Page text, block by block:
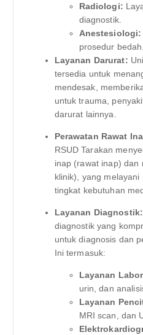
Radiologi:
diagnostik.
Anestesiologi:
prosedur bedah.
Layanan Darurat:
tersedia untuk
mendesak,
untuk trauma,
darurat lainnya.
Perawatan Rawat
RSUD Tarakan
inap (rawat inap) dan
klinik), yang
tingkat kebutuhan
Layanan Diagnostik:
diagnostik yang
untuk diagnosis dan
Ini termasuk:
Layanan
urin, dan
Layanan
MRI scan, dan